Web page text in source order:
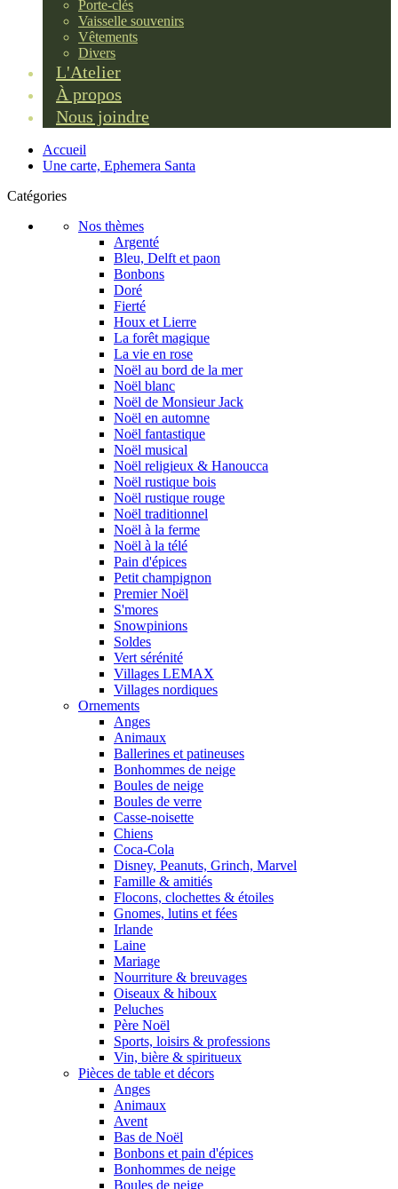
Porte-clés
Vaisselle souvenirs
Vêtements
Divers
L'Atelier
À propos
Nous joindre
Accueil
Une carte, Ephemera Santa
Catégories
Nos thèmes
Argenté
Bleu, Delft et paon
Bonbons
Doré
Fierté
Houx et Lierre
La forêt magique
La vie en rose
Noël au bord de la mer
Noël blanc
Noël de Monsieur Jack
Noël en automne
Noël fantastique
Noël musical
Noël religieux & Hanoucca
Noël rustique bois
Noël rustique rouge
Noël traditionnel
Noël à la ferme
Noël à la télé
Pain d'épices
Petit champignon
Premier Noël
S'mores
Snowpinions
Soldes
Vert sérénité
Villages LEMAX
Villages nordiques
Ornements
Anges
Animaux
Ballerines et patineuses
Bonhommes de neige
Boules de neige
Boules de verre
Casse-noisette
Chiens
Coca-Cola
Disney, Peanuts, Grinch, Marvel
Famille & amitiés
Flocons, clochettes & étoiles
Gnomes, lutins et fées
Irlande
Laine
Mariage
Nourriture & breuvages
Oiseaux & hiboux
Peluches
Père Noël
Sports, loisirs & professions
Vin, bière & spiritueux
Pièces de table et décors
Anges
Animaux
Avent
Bas de Noël
Bonbons et pain d'épices
Bonhommes de neige
Boules de neige